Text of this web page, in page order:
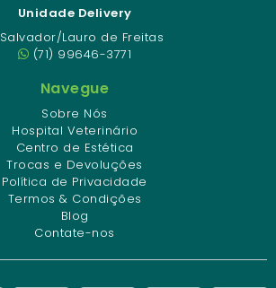
Unidade Delivery
Salvador/Lauro de Freitas
(71) 99646-3771
Navegue
Sobre Nós
Hospital Veterinário
Centro de Estética
Trocas e Devoluções
Política de Privacidade
Termos & Condições
Blog
Contate-nos